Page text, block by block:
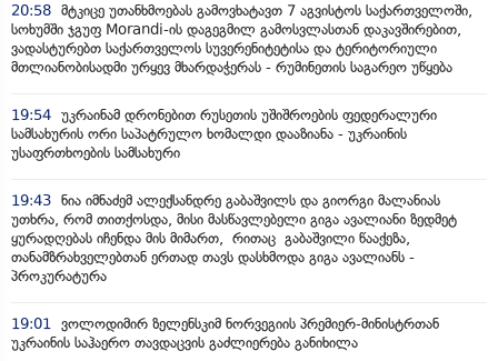
20:58 მტკიცე უთანხმოებას გამოვხატავთ 7 აგვისტოს საქართველოში,
სოხუმში ჯგუფ Morandi-ის დაგეგმილ გამოსვლასთან დაკავშირებით,
ვადასტურებთ საქართველოს სუვერენიტეტისა და ტერიტორიული
მთლიანობისადმი ურყევ მხარდაჭერას - რუმინეთის საგარეო უწყება
19:54 უკრაინამ დრონებით რუსეთის უშიშროების ფედერალური
სამსახურის ორი საპატრულო ხომალდი დააზიანა - უკრაინის
უსაფრთხოების სამსახური
19:43 ნია იმნაძემ ალექსანდრე გაბაშვილს და გიორგი მალანიას
უთხრა, რომ თითქოსდა, მისი მასწავლებელი გიგა ავალიანი ზედმეტ
ყურადღებას იჩენდა მის მიმართ, რითაც გაბაშვილი წააქეზა,
თანამზრახველებთან ერთად თავს დასხმოდა გიგა ავალიანს -
პროკურატურა
19:01
ვოლოდიმირ ზელენსკიმ ნორვეგიის პრემიერ-მინისტრთან
უკრაინის საჰაერო თავდაცვის გაძლიერება განიხილა